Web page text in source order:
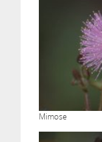
Mimose